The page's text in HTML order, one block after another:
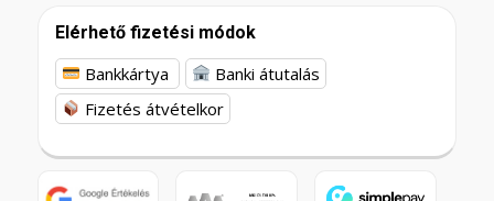
Elérhető fizetési módok
Bankkártya
Banki átutalás
Fizetés átvételkor